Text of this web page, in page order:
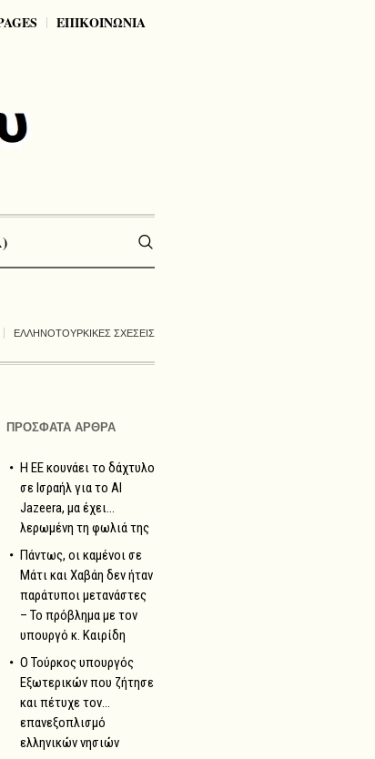
ΕΠΙΚΟΙΝΩΝΙΑ
ΕΛΛΗΝΟΤΟΥΡΚΙΚΕΣ ΣΧΕΣΕΙΣ
ΠΡΟΣΦΑΤΑ ΑΡΘΡΑ
Η ΕΕ κουνάει το δάχτυλο
σε Ισραήλ για το Al
Jazeera, μα έχει…
λερωμένη τη φωλιά της
Πάντως, οι καμένοι σε
Μάτι και Χαβάη δεν ήταν
παράτυποι μετανάστες
– Το πρόβλημα με τον
υπουργό κ. Καιρίδη
Ο Τούρκος υπουργός
Εξωτερικών που ζήτησε
και πέτυχε τον…
επανεξοπλισμό
ελληνικών νησιών